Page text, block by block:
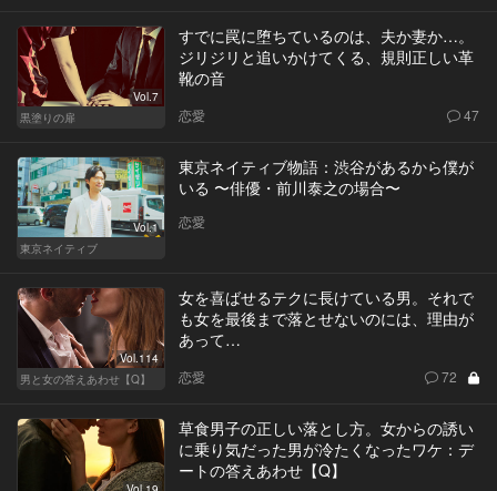
Vol.7
黒塗りの扉
すでに罠に堕ちているのは、夫か妻か…。
ジリジリと追いかけてくる、規則正しい革
靴の音
恋愛 47
Vol.1
東京ネイティブ
東京ネイティブ物語：渋谷があるから僕が
いる 〜俳優・前川泰之の場合〜
恋愛
Vol.114
男と女の答えあわせ【Q】
女を喜ばせるテクに長けている男。それで
も女を最後まで落とせないのには、理由が
あって…
恋愛 72
草食男子の正しい落とし方。女からの誘い
に乗り気だった男が冷たくなったワケ：デ
ートの答えあわせ【Q】